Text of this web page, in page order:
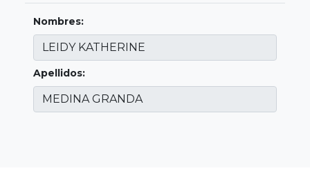
Nombres:
Apellidos: